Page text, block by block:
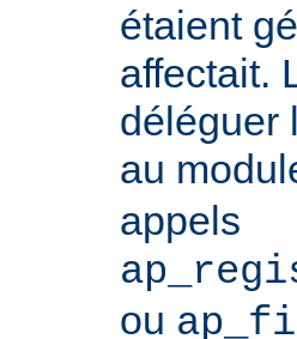
étaient
affectait.
déléguer
au
appels
ou